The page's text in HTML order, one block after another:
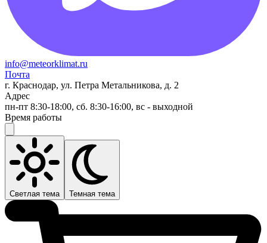
info@meteorklimat.ru
Почта
г. Краснодар, ул. Петра Метальникова, д. 2
Адрес
пн-пт 8:30-18:00, сб. 8:30-16:00, вс - выходной
Время работы
Светлая тема Темная тема